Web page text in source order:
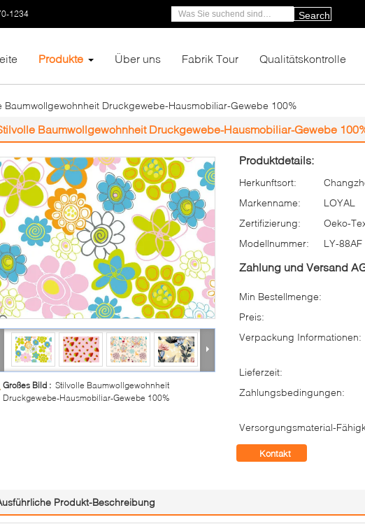
1234 Search
Produkte Über uns Fabrik Tour Qualitätskontrolle
Baumwollgewohnheit Druckgewebe-Hausmobiliar-Gewebe 100%
Baumwollgewohnheit Druckgewebe-Hausmobiliar-Gewebe
Großes Bild : Stilvolle Baumwollgewohnheit
Druckgewebe-Hausmobiliar-Gewebe 100%
Produktdetails:
Herkunftsort:
Markenname:
LOYAL
Zertifizierung:
Oeko-
Modellnummer:
LY-88AF
Zahlung und Versand
Min Bestellmenge:
Preis:
Verpackung Informationen:
Lieferzeit:
Zahlungsbedingungen:
Versorgungsmaterial-
Kontakt
Produkt-Beschreibung